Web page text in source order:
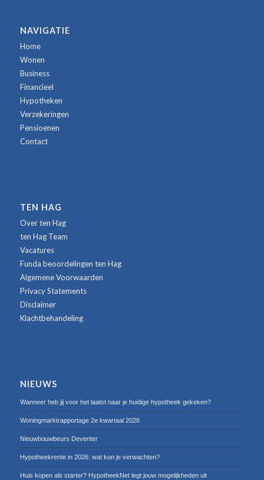
NAVIGATIE
Home
Wonen
Business
Financieel
Hypotheken
Verzekeringen
Pensioenen
Contact
TEN HAG
Over ten Hag
ten Hag Team
Vacatures
Funda beoordelingen ten Hag
Algemene Voorwaarden
Privacy Statements
Disclaimer
Klachtbehandeling
NIEUWS
Wanneer heb jij voor het laatst naar je huidige hypotheek gekeken?
Woningmarktrapportage 2e kwartaal 2026
Nieuwbouwbeurs Deventer
Hypotheekrente in 2026: wat kun je verwachten?
Huis kopen als starter? HypotheekNet legt jouw mogelijkheden uit